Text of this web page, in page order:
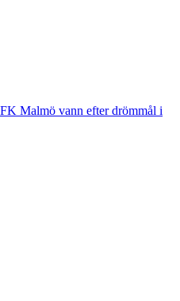
Malmö vann efter drömmål i